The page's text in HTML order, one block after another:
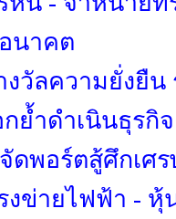
นาคต
วัลความยั่งยืน
ย้ำดำเนินธุรกิ
ดพอร์ตสู้ศึกเศ
งข่ายไฟฟ้า - หุ้